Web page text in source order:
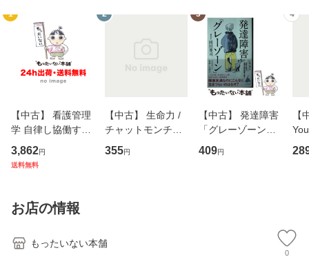
1
【中古】 看護管理
学 自律し協働する
専門職の看護マネ
ジメントスキル 改
恵 藤本幸三 / 南江
堂 [単行
3,862円
送料無料
2
【中古】 生命力 /
チャットモンチー /
キューンレコード
[CD]【メール便送
355円
3
【中古】 発達障害
「グレーゾーン」
その正しい理解と
克服法 (SB新書 57
409円
4
【
のが
お店の情報
もったいない本舗
0